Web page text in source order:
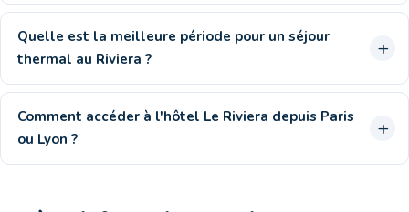
Quelle est la meilleure période pour un séjour
thermal au Riviera ?
Comment accéder à l'hôtel Le Riviera depuis Paris
ou Lyon ?